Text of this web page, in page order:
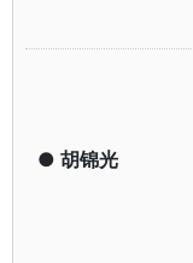
● 胡锦光